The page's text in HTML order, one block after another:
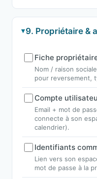
9. Propriétaire &
Fiche
Nom / raison
pour reversement,
Compte
Email + mot de
connecte à son
calendrier).
Identifiants
Lien vers son
mot de passe à la